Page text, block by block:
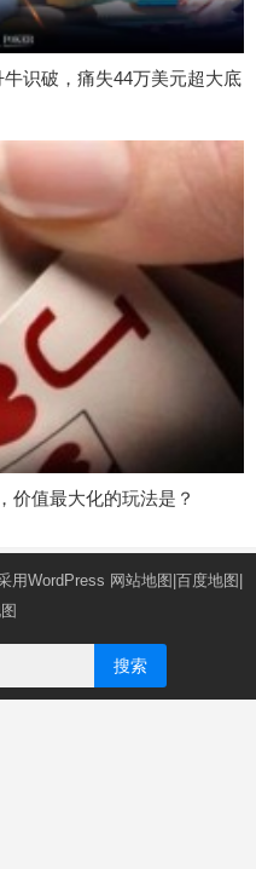
牛识破，痛失44万美元超大底
价值最大化的玩法是？
用WordPress 网站地图 百度地图
搜索